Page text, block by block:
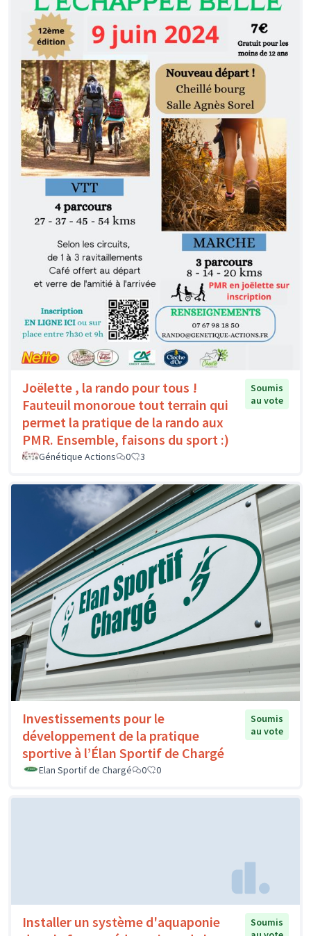
Joëlette , la rando pour tous !
Fauteuil monoroue tout terrain qui
permet la pratique de la rando aux
PMR. Ensemble, faisons du sport :)
Soumis
au vote
Génétique Actions 0 3
Investissements pour le
développement de la pratique
sportive à l’Élan Sportif de Chargé
Soumis
au vote
Elan Sportif de Chargé 0 0
Installer un système d'aquaponie
Soumis